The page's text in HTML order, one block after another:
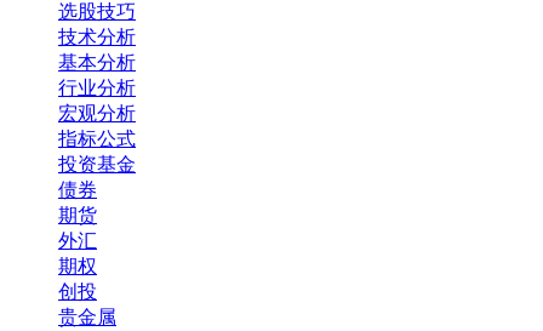
选股技巧
技术分析
基本分析
行业分析
宏观分析
指标公式
投资基金
债券
期货
外汇
期权
创投
贵金属